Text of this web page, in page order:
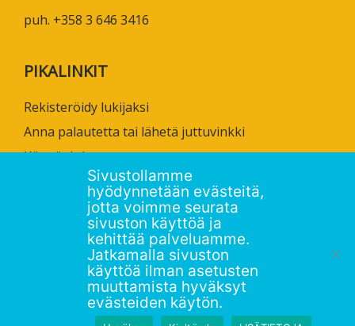
puh. +358 3 646 3416
PIKALINKIT
Rekisteröidy lukijaksi
Anna palautetta tai lähetä juttuvinkki
Käyttöehdot
Tietosuojaseloste
Saavutettavuusseloste
Ammattikorkeakoulujen omia verkkojulkaisuja
Sivustollamme
hyödynnetään evästeitä,
jotta voimme seurata
sivuston käyttöä ja
kehittää palveluamme.
Jatkamalla sivuston
käyttöä ilman asetusten
muuttamista hyväksyt
evästeiden käytön.